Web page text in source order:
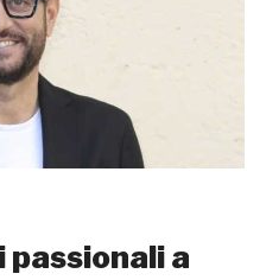
passionali a